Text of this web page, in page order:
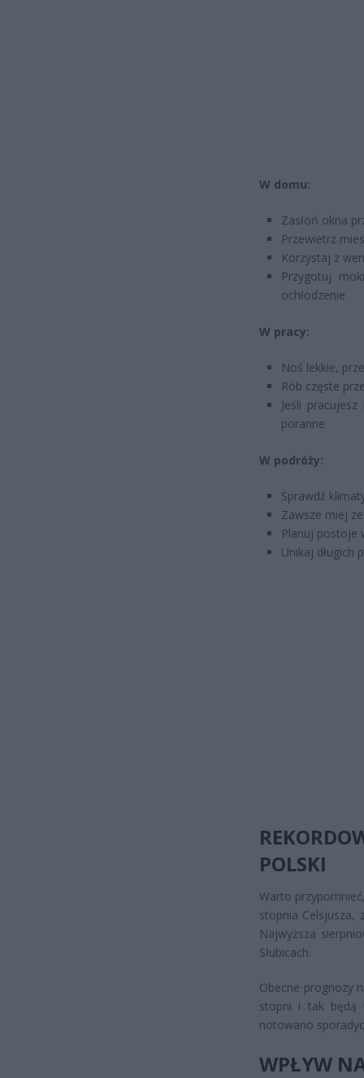
W domu:
Zasłoń okna
Przewietrz
Korzystaj z
Przygotuj
ochłodzenie
W pracy:
Noś lekkie,
Rób częste
Jeśli
poranne
W podróży:
Sprawdź
Zawsze miej
Planuj postoje
Unikaj długich
POLSKI
Warto
stopnia Celsjusza,
Najwyższa
Słubicach.
Obecne prognozy
stopni i tak będą
notowano
WPŁYW